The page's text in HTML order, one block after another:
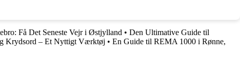
Få Det Seneste Vejr i Østjylland • Den Ultimative Guide til
Krydsord – Et Nyttigt Værktøj • En Guide til REMA 1000 i Rønne,